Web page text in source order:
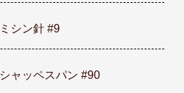
ミシン針 #9
シャッペスパン #90